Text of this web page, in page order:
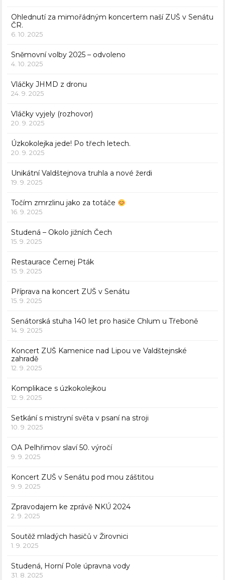
Ohlednutí za mimořádným koncertem naší ZUŠ v Senátu
ČR.
6. 10. 2025
Sněmovní volby 2025 – odvoleno
4. 10. 2025
Vláčky JHMD z dronu
24. 9. 2025
Vláčky vyjely (rozhovor)
20. 9. 2025
Úzkokolejka jede! Po třech letech.
20. 9. 2025
Unikátní Valdštejnova truhla a nové žerdi
19. 9. 2025
Točím zmrzlinu jako za totáče
16. 9. 2025
Studená – Okolo jižních Čech
15. 9. 2025
Restaurace Černej Pták
15. 9. 2025
Příprava na koncert ZUŠ v Senátu
15. 9. 2025
Senátorská stuha 140 let pro hasiče Chlum u Třeboně
14. 9. 2025
Koncert ZUŠ Kamenice nad Lipou ve Valdštejnské
zahradě
12. 9. 2025
Komplikace s úzkokolejkou
12. 9. 2025
Setkání s mistryní světa v psaní na stroji
10. 9. 2025
OA Pelhřimov slaví 50. výročí
9. 9. 2025
Koncert ZUŠ v Senátu pod mou záštitou
9. 9. 2025
Zpravodajem ke zprávě NKÚ 2024
2. 9. 2025
Soutěž mladých hasičů v Žirovnici
1. 9. 2025
Studená, Horní Pole úpravna vody
31. 8. 2025